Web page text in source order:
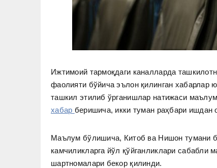
Ижтимоий тармоқдаги каналларда
фаолияти бўйича эълон қилинган хабарлар
ташкил этилиб ўрганишлар натижаси
хабар беришича, икки туман раҳбари ишдан
Маълум бўлишича, Китоб ва Нишон тумани
камчиликларга йўл қўйганликлари сабабли
шартномалари бекор қилинди.